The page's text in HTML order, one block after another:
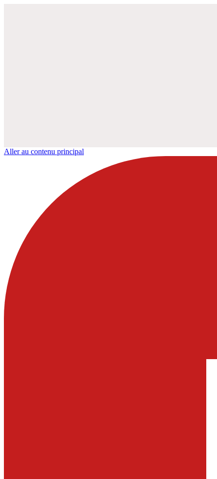
Aller au contenu principal